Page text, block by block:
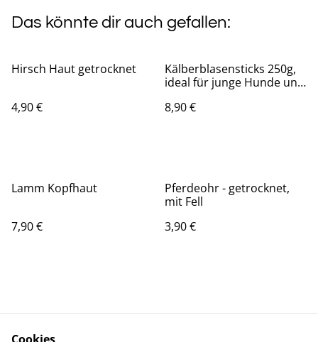
Das könnte dir auch gefallen:
Hirsch Haut getrocknet
4,90 €
Kälberblasensticks 250g,
ideal für junge Hunde und
8,90 €
Lamm Kopfhaut
7,90 €
Pferdeohr - getrocknet,
mit Fell
3,90 €